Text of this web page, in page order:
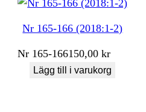
Nr 165-166 (2018:1-2)
Nr 165-166150,00kr
Lägg till i varukorg